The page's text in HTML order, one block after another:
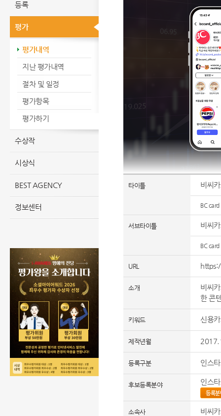
타이틀 비씨
BC
서브타이틀 비씨
BC
URL
소개
비씨
한 콘
키워드 신용
제작년월
등록구분 인스
후보등록분야 인스
등록분
소속사 비씨
등록
평가
평가내역
지난 평가내역
절차 및 일정
평가항목
평가하기
수상작
시상식
BEST AGENCY
정보센터